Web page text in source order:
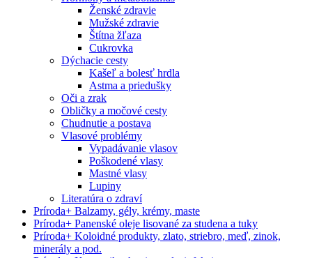
Ženské zdravie
Mužské zdravie
Štítna žľaza
Cukrovka
Dýchacie cesty
Kašeľ a bolesť hrdla
Astma a priedušky
Oči a zrak
Obličky a močové cesty
Chudnutie a postava
Vlasové problémy
Vypadávanie vlasov
Poškodené vlasy
Mastné vlasy
Lupiny
Literatúra o zdraví
Príroda+ Balzamy, gély, krémy, maste
Príroda+ Panenské oleje lisované za studena a tuky
Príroda+ Koloidné produkty, zlato, striebro, meď, zinok,
minerály a pod.